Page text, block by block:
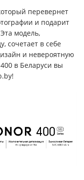
перевернет
и подарит
модель,
сочетает в себе
и невероятную
в Беларуси вы